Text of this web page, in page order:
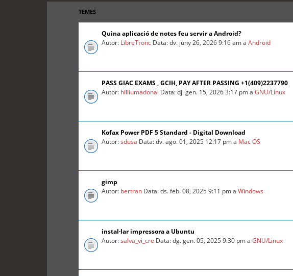
TEMES
Quina aplicació de notes feu servir a Android?
Autor: LibreTronc Data: dv. juny 26, 2026 9:16 am aAndroid
PASS GIAC EXAMS , GCIH, PAY AFTER PASSING +1(409)2237790
Autor: hilliumadonai Data: dj. gen. 15, 2026 3:17 pm aGNU/Linux
Kofax Power PDF 5 Standard - Digital Download
Autor:sdusa Data: dv. ago. 01, 2025 12:17 pm a Mac OS
gimp
Autor: bertran Data: ds. feb. 08, 2025 9:11 pm aWindows
instal·lar impressora a Ubuntu
Autor:salva_vi_cre Data: dg. gen. 05, 2025 9:30 pm aGNU/Linux